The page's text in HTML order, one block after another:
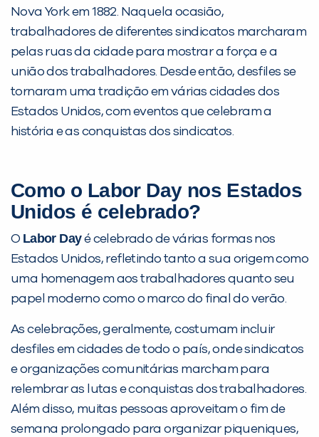
Nova York em 1882. Naquela ocasião,
trabalhadores de diferentes sindicatos marcharam
pelas ruas da cidade para mostrar a força e a
união dos trabalhadores. Desde então, desfiles se
tornaram uma tradição em várias cidades dos
Estados Unidos, com eventos que celebram a
história e as conquistas dos sindicatos.
Como o Labor Day nos Estados
Unidos é celebrado?
O Labor Dayé celebrado de várias formas nos
Estados Unidos, refletindo tanto a sua origem como
uma homenagem aos trabalhadores quanto seu
papel moderno como o marco do final do verão.
As celebrações, geralmente, costumam incluir
desfiles em cidades de todo o país, onde sindicatos
e organizações comunitárias marcham para
relembrar as lutas e conquistas dos trabalhadores.
Além disso, muitas pessoas aproveitam o fim de
semana prolongado para organizar piqueniques,